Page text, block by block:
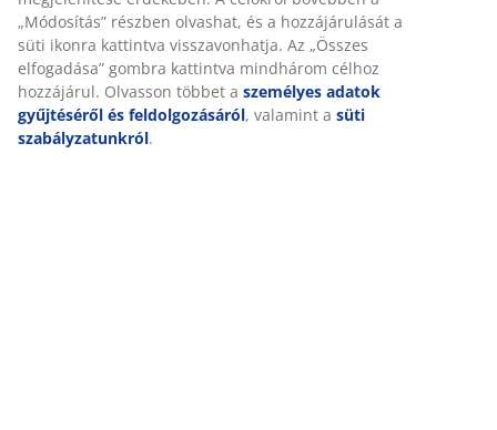
Értékelések
(112)